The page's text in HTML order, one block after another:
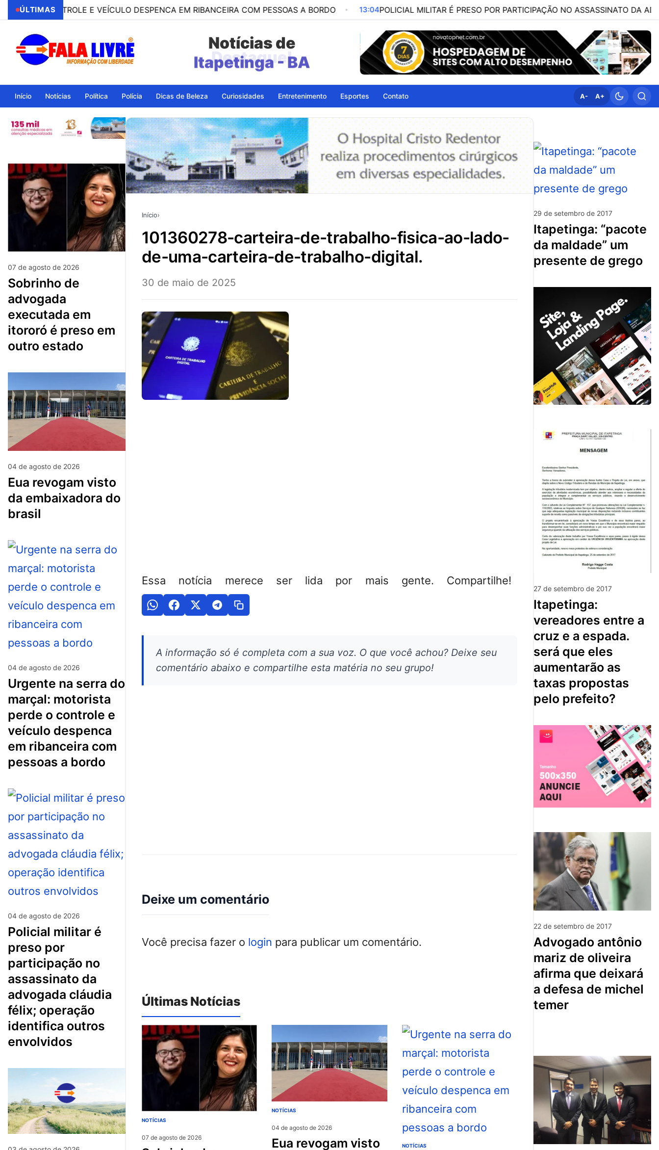
ÚLTIMASE VEÍCULO DESPENCA EM RIBANCEIRA COM PESSOAS A BORDO 13:04POLICIAL MILITAR É PRESO POR PARTICIPAÇÃO NO ASSASSINATO DA ADVOGADA
Notícias de
Itapetinga - BA
Início Notícias Política Polícia Dicas de Beleza Curiosidades Entretenimento Esportes Contato A- A+
07 de agosto de 2026
sobrinho de
advogada
executada em
itororó é preso em
outro estado
04 de agosto de 2026
eua revogam visto
da embaixadora do
brasil
04 de agosto de 2026
urgente na serra do
marçal: motorista
perde o controle e
veículo despenca
em ribanceira com
pessoas a bordo
04 de agosto de 2026
policial militar é
preso por
participação no
assassinato da
advogada cláudia
félix; operação
identifica outros
envolvidos
Início›
101360278-carteira-de-trabalho-fisica-ao-lado-
de-uma-carteira-de-trabalho-digital.
30 de maio de 2025
Essa notícia merece ser lida por mais gente. Compartilhe!
A informação só é completa com a sua voz. O que você achou? Deixe seu
comentário abaixo e compartilhe esta matéria no seu grupo!
Deixe um comentário
Você precisa fazer o login para publicar um comentário.
Últimas Notícias
NOTÍCIAS
07 de agosto de 2026
NOTÍCIAS
04 de agosto de 2026
eua revogam visto
NOTÍCIAS
29 de setembro de 2017
itapetinga: “pacote
da maldade” um
presente de grego
27 de setembro de 2017
itapetinga:
vereadores entre a
cruz e a espada.
será que eles
aumentarão as
taxas propostas
pelo prefeito?
22 de setembro de 2017
advogado antônio
mariz de oliveira
afirma que deixará
a defesa de michel
temer